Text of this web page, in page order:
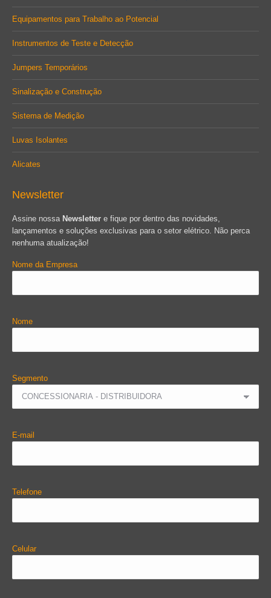
Equipamentos para Trabalho ao Potencial
Instrumentos de Teste e Detecção
Jumpers Temporários
Sinalização e Construção
Sistema de Medição
Luvas Isolantes
Alicates
Newsletter
Assine nossa Newsletter e fique por dentro das novidades,
lançamentos e soluções exclusivas para o setor elétrico. Não perca
nenhuma atualização!
Nome da Empresa
Nome
Segmento
E-mail
Telefone
Celular